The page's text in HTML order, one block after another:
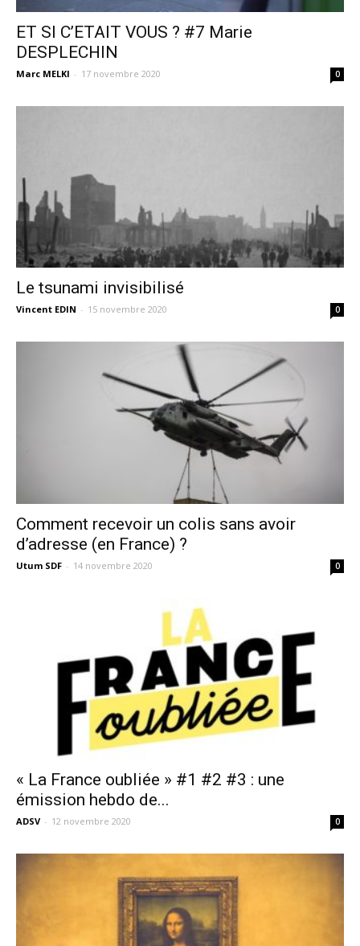
ET SI C’ETAIT VOUS ? #7 Marie
DESPLECHIN
Marc MELKI - 17 novembre 2020 0
Le tsunami invisibilisé
Vincent EDIN - 15 novembre 2020 0
Comment recevoir un colis sans avoir
d’adresse (en France) ?
Utum SDF - 14 novembre 2020 0
« La France oubliée » #1 #2 #3 : une
émission hebdo de...
ADSV - 12 novembre 2020 0